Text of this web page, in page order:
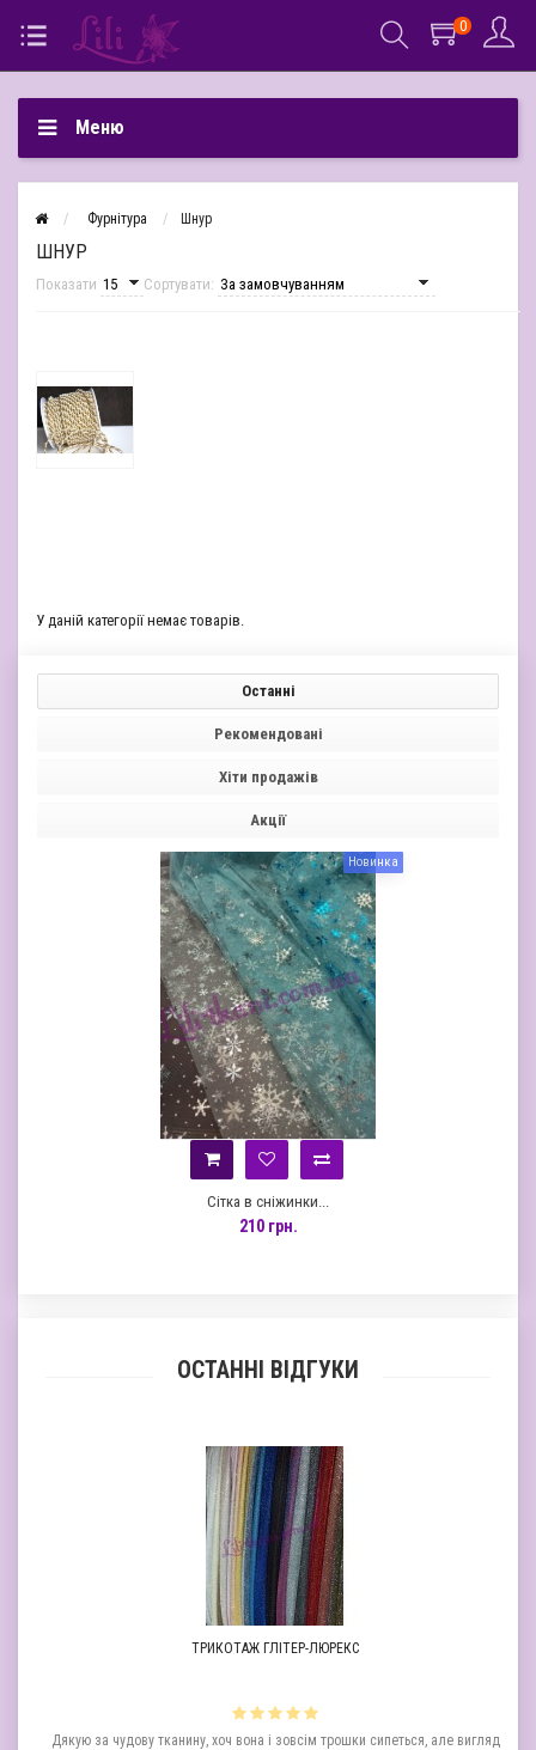
0
Меню
Фурнітура Шнур
ШНУР
Показати Сортувати:
У даній категорії немає товарів.
Останні
Рекомендовані
Хіти продажів
Акції
Новинка
Сітка в сніжинки...
210 грн.
ОСТАННІ ВІДГУКИ
ТРИКОТАЖ ГЛІТЕР-ЛЮРЕКС
Дякую за чудову тканину, хоч вона і зовсім трошки сипеться, але вигляд